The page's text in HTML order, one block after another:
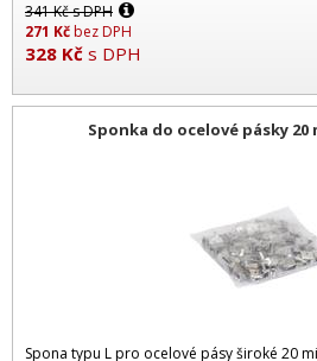
341Kčs DPH
271 Kčbez DPH
328 Kč s DPH
Sponka do ocelové pásky 20
Spona typu L pro ocelové pásy široké 20